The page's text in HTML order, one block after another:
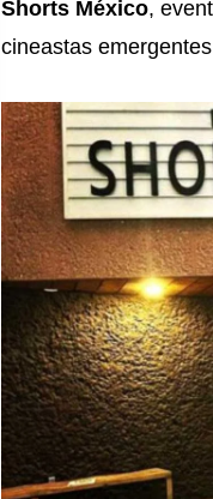
Shorts México,
cineastas